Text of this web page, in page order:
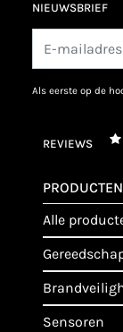
NIEUWSBRIEF
als eerste op de
REVIEWS
PRODUCTEN
alle
sensoren